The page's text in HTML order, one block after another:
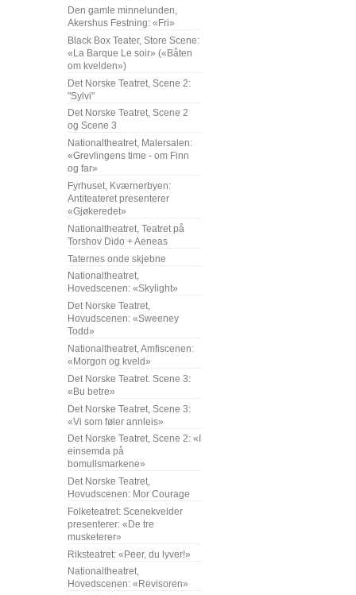
Den gamle minnelunden,
Akershus Festning: «Fri»
Black Box Teater, Store Scene:
«La Barque Le soir» («Båten
om kvelden»)
Det Norske Teatret, Scene 2:
"Sylvi"
Det Norske Teatret, Scene 2
og Scene 3
Nationaltheatret, Malersalen:
«Grevlingens time - om Finn
og far»
Fyrhuset, Kværnerbyen:
Antiteateret presenterer
«Gjøkeredet»
Nationaltheatret, Teatret på
Torshov Dido + Aeneas
Taternes onde skjebne
Nationaltheatret,
Hovedscenen: «Skylight»
Det Norske Teatret,
Hovudscenen: «Sweeney
Todd»
Nationaltheatret, Amfiscenen:
«Morgon og kveld»
Det Norske Teatret. Scene 3:
«Bu betre»
Det Norske Teatret, Scene 3:
«Vi som føler annleis»
Det Norske Teatret, Scene 2: «I
einsemda på
bomullsmarkene»
Det Norske Teatret,
Hovudscenen: Mor Courage
Folketeatret: Scenekvelder
presenterer: «De tre
musketerer»
Riksteatret: «Peer, du lyver!»
Nationaltheatret,
Hovedscenen: «Revisoren»